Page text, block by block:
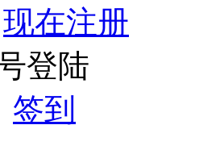
现在注册
登陆
签到